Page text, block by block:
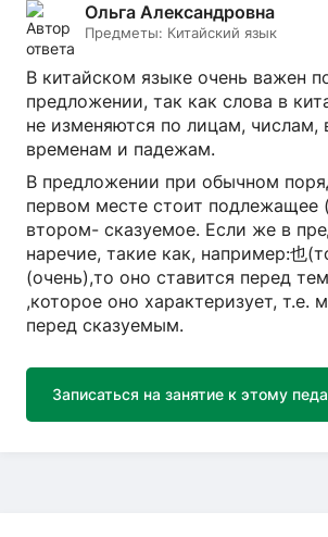
Ольга Александровна
Предметы: Китайский язык
В китайском языке очень важен
предложении, так как слова в
не изменяются по лицам, числам,
временам и падежам.
В предложении при обычном
первом месте стоит подлежащее
втором- сказуемое. Если же в
наречие, такие как, например:也
(очень),то оно ставится перед
,которое оно характеризует, т.е.
перед сказуемым.
Записаться на занятие к этому